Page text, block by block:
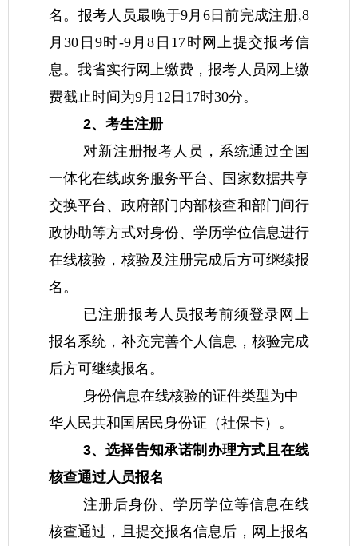
名。报考人员最晚于9月6日前完成注册,8
月30日9时-9月8日17时网上提交报考信
息。我省实行网上缴费，报考人员网上缴
费截止时间为9月12日17时30分。
2、考生注册
对新注册报考人员，系统通过全国
一体化在线政务服务平台、国家数据共享
交换平台、政府部门内部核查和部门间行
政协助等方式对身份、学历学位信息进行
在线核验，核验及注册完成后方可继续报
名。
已注册报考人员报考前须登录网上
报名系统，补充完善个人信息，核验完成
后方可继续报名。
身份信息在线核验的证件类型为中
华人民共和国居民身份证（社保卡）。
3、选择告知承诺制办理方式且在线
核查通过人员报名
注册后身份、学历学位等信息在线
核查通过，且提交报名信息后，网上报名